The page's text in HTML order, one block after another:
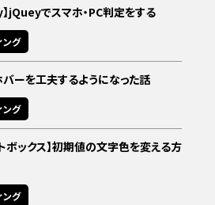
jQueyでスマホ・PC判定をする
ング
バーを工夫するようになった話
ング
ボックス】初期値の文字色を変える方
ング